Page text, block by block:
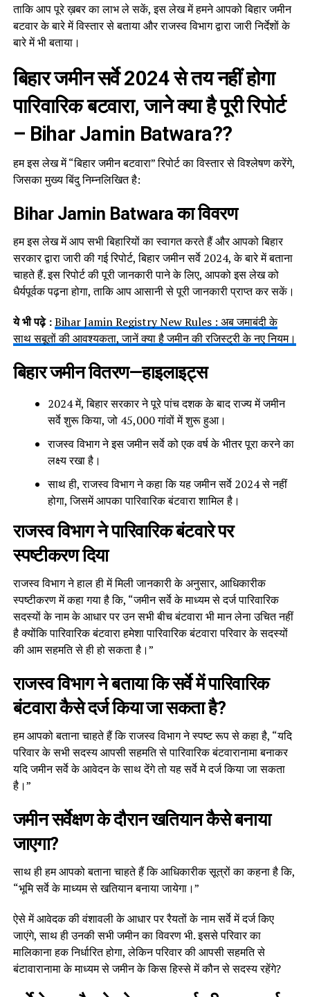
ताकि आप पूरे ख़बर का लाभ ले सकें, इस लेख में हमने आपको बिहार जमीन
बटवार के बारे में विस्तार से बताया और राजस्व विभाग द्वारा जारी निर्देशों के
बारे में भी बताया।
बिहार जमीन सर्वे 2024 से तय नहीं होगा
पारिवारिक बटवारा, जाने क्या है पूरी रिपोर्ट
– Bihar Jamin Batwara??
हम इस लेख में “बिहार जमीन बटवारा” रिपोर्ट का विस्तार से विश्लेषण करेंगे,
जिसका मुख्य बिंदु निम्नलिखित है:
Bihar Jamin Batwara का विवरण
हम इस लेख में आप सभी बिहारियों का स्वागत करते हैं और आपको बिहार
सरकार द्वारा जारी की गई रिपोर्ट, बिहार जमीन सर्वे 2024, के बारे में बताना
चाहते हैं. इस रिपोर्ट की पूरी जानकारी पाने के लिए, आपको इस लेख को
धैर्यपूर्वक पढ़ना होगा, ताकि आप आसानी से पूरी जानकारी प्राप्त कर सकें।
ये भी पढ़े :Bihar Jamin Registry New Rules : अब जमाबंदी के
साथ सबूतों की आवश्यकता, जानें क्या है जमीन की रजिस्ट्री के नए नियम।
बिहार जमीन वितरण—हाइलाइट्स
2024 में, बिहार सरकार ने पूरे पांच दशक के बाद राज्य में जमीन
सर्वे शुरू किया, जो 45,000 गांवों में शुरू हुआ।
राजस्व विभाग ने इस जमीन सर्वे को एक वर्ष के भीतर पूरा करने का
लक्ष्य रखा है।
साथ ही, राजस्व विभाग ने कहा कि यह जमीन सर्वे 2024 से नहीं
होगा, जिसमें आपका पारिवारिक बंटवारा शामिल है।
राजस्व विभाग ने पारिवारिक बंटवारे पर
स्पष्टीकरण दिया
राजस्व विभाग ने हाल ही में मिली जानकारी के अनुसार, आधिकारीक
स्पष्टीकरण में कहा गया है कि, “जमीन सर्वे के माध्यम से दर्ज पारिवारिक
सदस्यों के नाम के आधार पर उन सभी बीच बंटवारा भी मान लेना उचित नहीं
है क्योंकि पारिवारिक बंटवारा हमेशा पारिवारिक बंटवारा परिवार के सदस्यों
की आम सहमति से ही हो सकता है।”
राजस्व विभाग ने बताया कि सर्वे में पारिवारिक
बंटवारा कैसे दर्ज किया जा सकता है?
हम आपको बताना चाहते हैं कि राजस्व विभाग ने स्पष्ट रूप से कहा है, “यदि
परिवार के सभी सदस्य आपसी सहमति से पारिवारिक बंटवारानामा बनाकर
यदि जमीन सर्वे के आवेदन के साथ देंगे तो यह सर्वे मे दर्ज किया जा सकता
है।”
जमीन सर्वेक्षण के दौरान खतियान कैसे बनाया
जाएगा?
साथ ही हम आपको बताना चाहते हैं कि आधिकारीक सूत्रों का कहना है कि,
“भूमि सर्वे के माध्यम से खतियान बनाया जायेगा।”
ऐसे में आवेदक की वंशावली के आधार पर रैयतों के नाम सर्वे में दर्ज किए
जाएंगे, साथ ही उनकी सभी जमीन का विवरण भी. इससे परिवार का
मालिकाना हक निर्धारित होगा, लेकिन परिवार की आपसी सहमति से
बंटावारानामा के माध्यम से जमीन के किस हिस्से में कौन से सदस्य रहेंगे?